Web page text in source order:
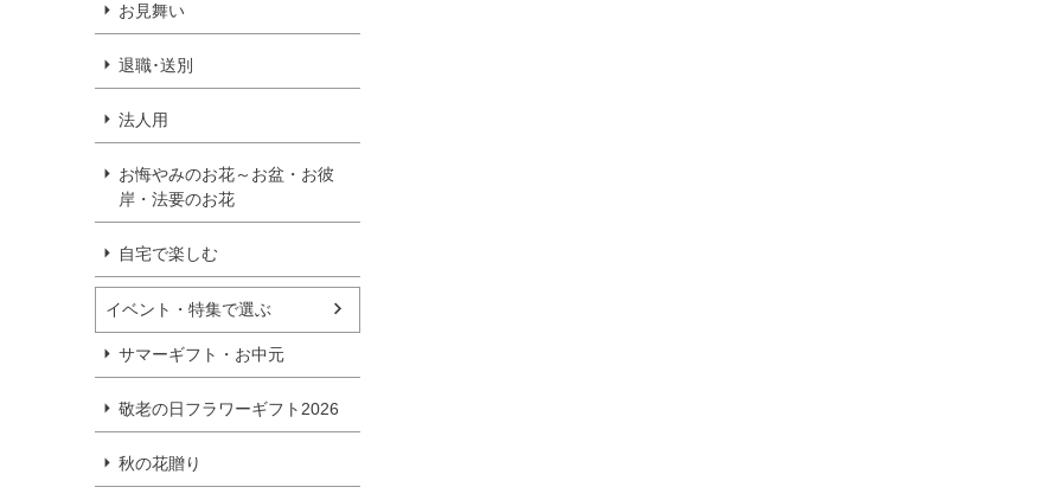
お見舞い
退職･送別
法人用
お悔やみのお花～お盆・お彼
岸・法要のお花
自宅で楽しむ
イベント・特集で選ぶ
サマーギフト・お中元
敬老の日フラワーギフト2026
秋の花贈り